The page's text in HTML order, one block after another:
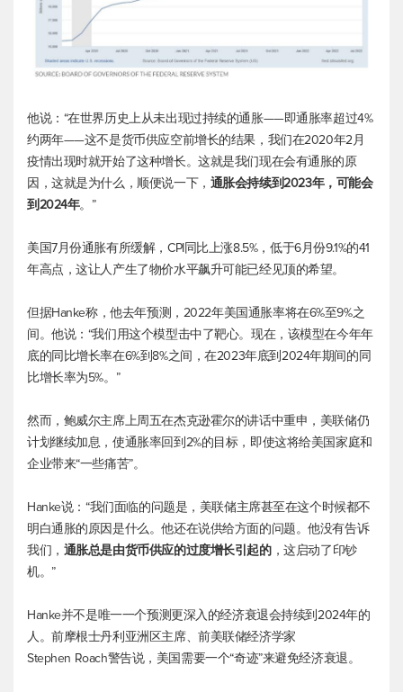
他说：“在世界历史上从未出现过持续的通胀——即通胀率超过4%
约两年——这不是货币供应空前增长的结果，我们在2020年2月
疫情出现时就开始了这种增长。这就是我们现在会有通胀的原
因，这就是为什么，顺便说一下， 通胀会持续到2023年，可能会
到2024年。”
美国7月份通胀有所缓解，CPI同比上涨8.5%，低于6月份9.1%的41
年高点，这让人产生了物价水平飙升可能已经见顶的希望。
但据Hanke称，他去年预测，2022年美国通胀率将在6%至9%之
间。他说：“我们用这个模型击中了靶心。现在，该模型在今年年
底的同比增长率在6%到8%之间，在2023年底到2024年期间的同
比增长率为5%。”
然而，鲍威尔主席上周五在杰克逊霍尔的讲话中重申，美联储仍
计划继续加息，使通胀率回到2%的目标，即使这将给美国家庭和
企业带来“一些痛苦”。
Hanke说：“我们面临的问题是，美联储主席甚至在这个时候都不
明白通胀的原因是什么。他还在说供给方面的问题。他没有告诉
我们， 通胀总是由货币供应的过度增长引起的，这启动了印钞
机。”
Hanke并不是唯一一个预测更深入的经济衰退会持续到2024年的
人。前摩根士丹利亚洲区主席、前美联储经济学家
Stephen Roach警告说，美国需要一个“奇迹”来避免经济衰退。